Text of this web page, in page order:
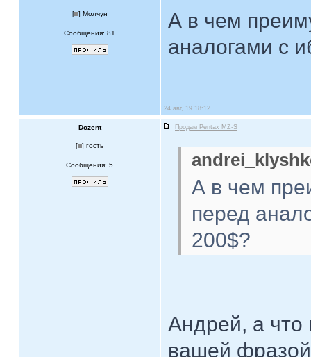
[ ] Молчун
Сообщения: 81
А в чем
аналогами с
24 авг, 19 18:12
Dozent Продам Pentax MZ-S
[ ] гость
Сообщения: 5
А в чем
перед
200$?
Андрей, а что
вашей